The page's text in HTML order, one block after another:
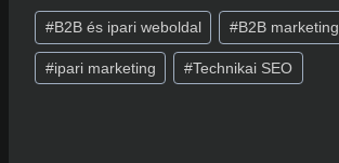
Post
Tags:
#B2B és ipari weboldal #B2B marketing
#ipari marketing #Technikai SEO